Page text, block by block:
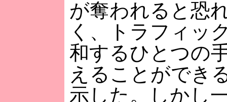
が奪われると恐
く、トラフィッ
和するひとつの
えることができ
示した。しかし